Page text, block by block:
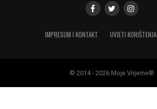
IMPRESUM I KONTAKT UVJETI KORIŠTENJA
© 2014 - 2026 Moje Vrijeme®